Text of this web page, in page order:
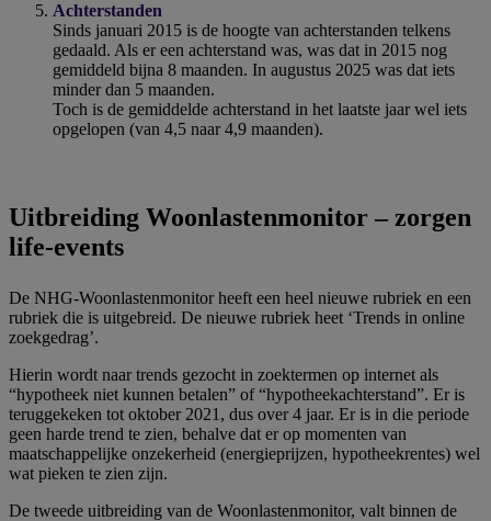
Achterstanden
Sinds januari 2015 is de hoogte van achterstanden telkens
gedaald. Als er een achterstand was, was dat in 2015 nog
gemiddeld bijna 8 maanden. In augustus 2025 was dat iets
minder dan 5 maanden.
Toch is de gemiddelde achterstand in het laatste jaar wel iets
opgelopen (van 4,5 naar 4,9 maanden).
Uitbreiding Woonlastenmonitor – zorgen
life-events
De NHG-Woonlastenmonitor heeft een heel nieuwe rubriek en een
rubriek die is uitgebreid. De nieuwe rubriek heet ‘Trends in online
zoekgedrag’.
Hierin wordt naar trends gezocht in zoektermen op internet als
“hypotheek niet kunnen betalen” of “hypotheekachterstand”. Er is
teruggekeken tot oktober 2021, dus over 4 jaar. Er is in die periode
geen harde trend te zien, behalve dat er op momenten van
maatschappelijke onzekerheid (energieprijzen, hypotheekrentes) wel
wat pieken te zien zijn.
De tweede uitbreiding van de Woonlastenmonitor, valt binnen de